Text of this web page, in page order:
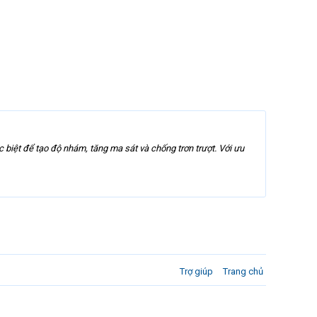
để tạo độ nhám, tăng ma sát và chống trơn trượt. Với ưu
Trợ giúp Trang chủ